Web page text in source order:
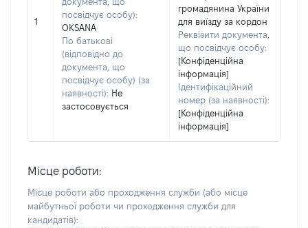
1
посвідчує особу):
OKSANA
По батькові
(відповідно до
документа, що
посвідчує особу) (за
наявності): Не
застосовується
громадянина України
для виїзду за кордон
Реквізити документа,
що посвідчує особу:
[Конфіденційна
інформація]
Ідентифікаційний
номер (за наявності):
[Конфіденційна
інформація]
Місце роботи:
Місце роботи або проходження служби (або місце
майбутньої роботи чи проходження служби для
кандидатів):